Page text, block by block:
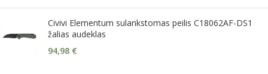
Civivi Elementum sulankstomas peilis C18062AF-DS1
žalias audeklas
94,98 €